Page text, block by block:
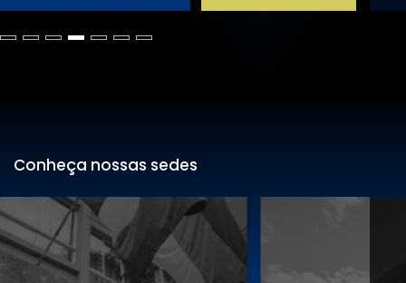
Conheça nossas sedes